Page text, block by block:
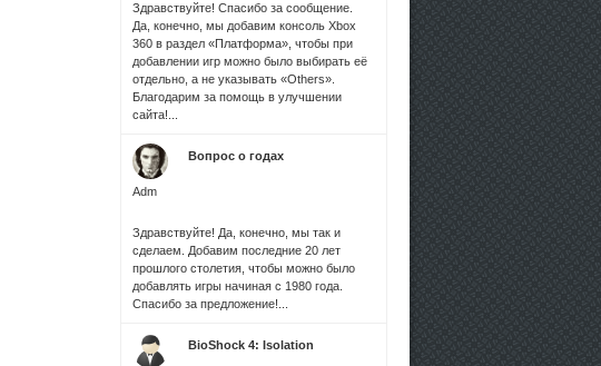
Здравствуйте! Спасибо за сообщение.
Да, конечно, мы добавим консоль Xbox
360 в раздел «Платформа», чтобы при
добавлении игр можно было выбирать её
отдельно, а не указывать «Others».
Благодарим за помощь в улучшении
сайта!...
Adm
Вопрос о годах
Здравствуйте! Да, конечно, мы так и
сделаем. Добавим последние 20 лет
прошлого столетия, чтобы можно было
добавлять игры начиная с 1980 года.
Спасибо за предложение!...
BioShock 4: Isolation